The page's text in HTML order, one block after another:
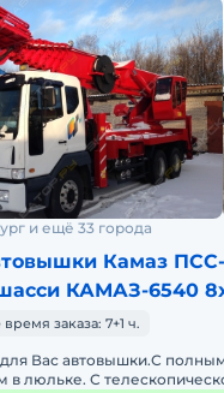
и ещё 33 города
Камаз ПСС-
КАМАЗ-6540
заказа: 7+1 ч.
Вас автовышки.С
в люльке. С